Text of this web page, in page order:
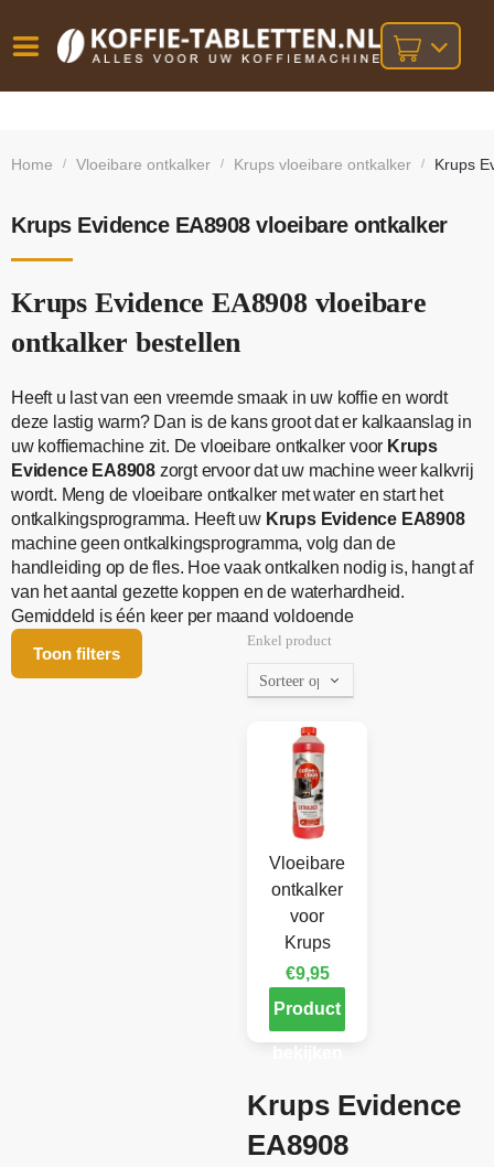
besteld,
bij orders
Home / Vloeibare ontkalker / Krups vloeibare ontkalker / Krups
Krups Evidence EA8908 vloeibare ontkalker
Krups Evidence EA8908 vloeibare
ontkalker bestellen
Heeft u last van een vreemde smaak in uw koffie en wordt
deze lastig warm? Dan is de kans groot dat er kalkaanslag in
uw koffiemachine zit. De vloeibare ontkalker voor Krups
Evidence EA8908 zorgt ervoor dat uw machine weer kalkvrij
wordt. Meng de vloeibare ontkalker met water en start het
ontkalkingsprogramma. Heeft uw Krups Evidence EA8908
machine geen ontkalkingsprogramma, volg dan de
handleiding op de fles. Hoe vaak ontkalken nodig is, hangt af
van het aantal gezette koppen en de waterhardheid.
Gemiddeld is één keer per maand voldoende
Toon filters
Enkel product
Vloeibare
ontkalker
voor
Krups
€9,95
Product
Krups Evidence
EA8908